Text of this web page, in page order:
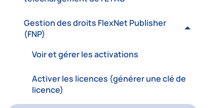
Gestion des droits FlexNet Publisher
(FNP)
Voir et gérer les activations
Activer les licences (générer une clé de
licence)